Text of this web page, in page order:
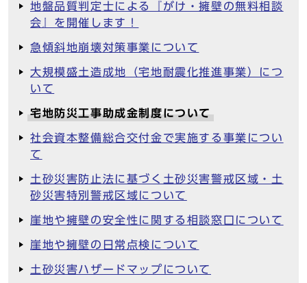
地盤品質判定士による『がけ・擁壁の無料相談
会』を開催します！
急傾斜地崩壊対策事業について
大規模盛土造成地（宅地耐震化推進事業）につ
いて
宅地防災工事助成金制度について
社会資本整備総合交付金で実施する事業につい
て
土砂災害防止法に基づく土砂災害警戒区域・土
砂災害特別警戒区域について
崖地や擁壁の安全性に関する相談窓口について
崖地や擁壁の日常点検について
土砂災害ハザードマップについて